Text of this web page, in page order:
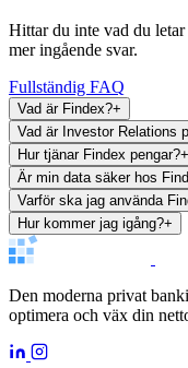
Hittar du inte vad du
mer ingående svar.
Fullständig FAQ
Vad är Findex?+
Vad är Investor Relations
Hur tjänar Findex pengar?+
Är min data säker hos
Varför ska jag använda
Hur kommer jag igång?+
Den moderna privat
optimera och väx din